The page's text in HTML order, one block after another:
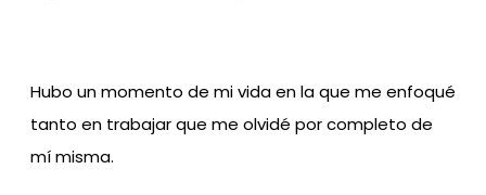
Hubo un momento de mi vida en la que me enfoqué
tanto en trabajar que me olvidé por completo de
mí misma.